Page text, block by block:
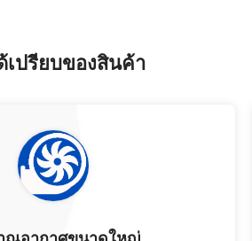
เปรียบของสินค้า
ต่อการดูแลรักษา